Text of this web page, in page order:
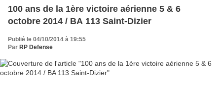
100 ans de la 1ère victoire aérienne 5 & 6
octobre 2014 / BA 113 Saint-Dizier
Publié le 04/10/2014 à 19:55
Par RP Defense